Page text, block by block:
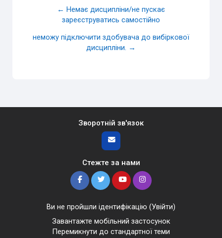
← Немає дисципліни/не пускає
зареєструватись самостійно
неможу підключити здобувача до вибіркової
дисципліни. →
Зворотній зв'язок
Стежте за нами
Ви не пройшли ідентифікацію (Увійти)
Завантажте мобільний застосунок
Перемикнути до стандартної теми